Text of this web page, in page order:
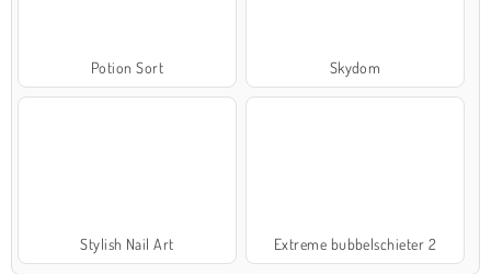
Potion Sort Skydom
Stylish Nail Art Extreme bubbelschieter 2